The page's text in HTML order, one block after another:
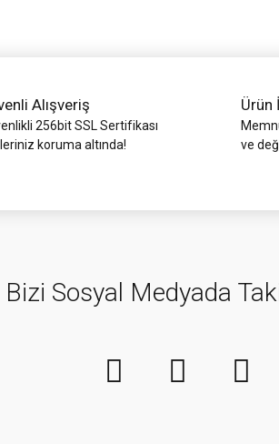
Alışveriş
256bit SSL Sertifikası
koruma altında!
Ürün
ve
Bizi Sosyal Medyada